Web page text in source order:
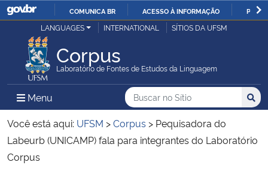
IR
COMUNICA BR ACESSO À INFORMAÇÃO
Ministério da Justiça e Segurança Pública
Ministério da Defesa
Ministério das Relações Exteriores
Ministério da Economia
LANGUAGES INTERNATIONAL SÍTIOS DA UFSM
Corpus
Laboratório de Fontes de Estudos da Linguagem
Menu Menu Principal do Sítio
Busca
Buscar no no Sítio
Busca:
Você está aqui: UFSM >Corpus > Pequisadora do
Labeurb (UNICAMP) fala para integrantes do Laboratório
Corpus